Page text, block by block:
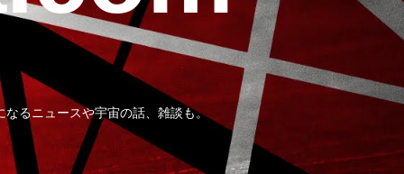
るニュースや宇宙の話、雑談も。